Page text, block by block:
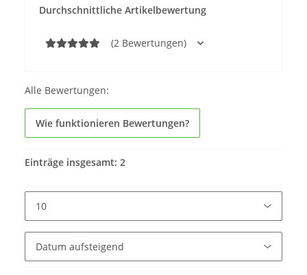
Durchschnittliche Artikelbewertung
(2 Bewertungen)
Alle Bewertungen:
Wie funktionieren Bewertungen?
Einträge insgesamt: 2